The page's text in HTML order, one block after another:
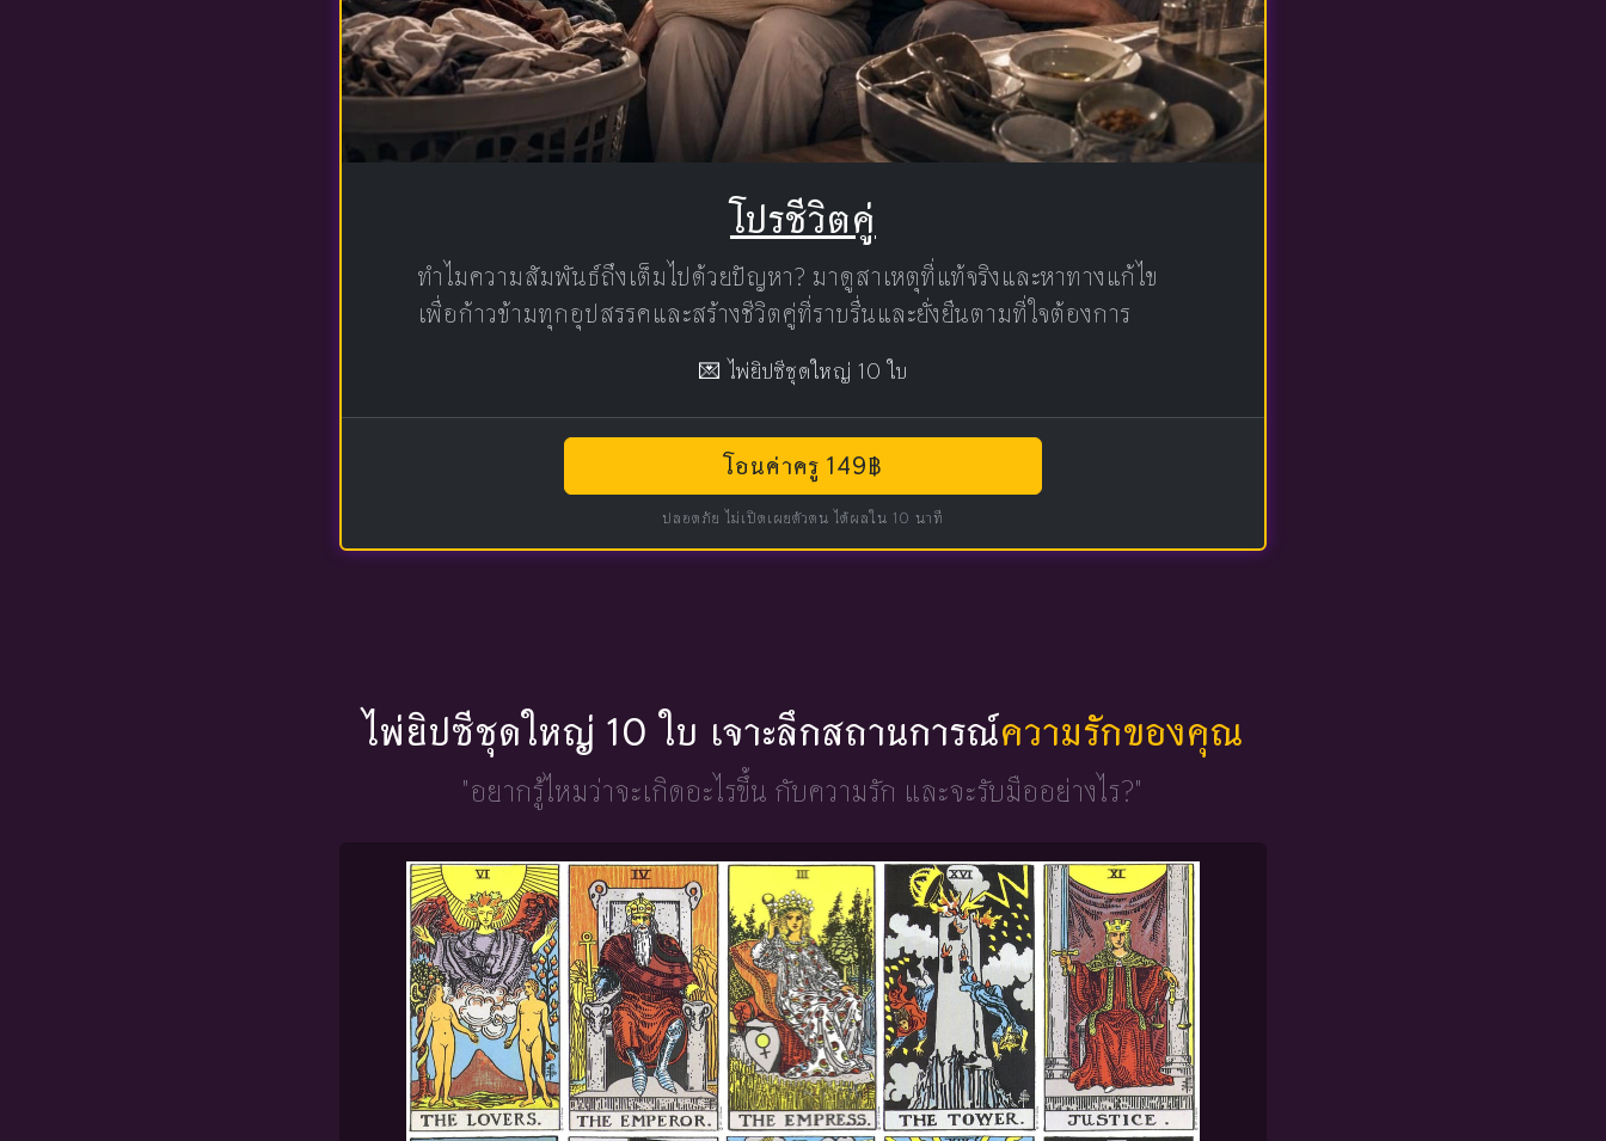
โปรชีวิตคู่
ทำไมความสัมพันธ์ถึงเต็มไปด้วยปัญหา? มาดูสาเหตุที่แท้จริงและหาทางแก้ไข
เพื่อก้าวข้ามทุกอุปสรรคและสร้างชีวิตคู่ที่ราบรื่นและยั่งยืนตามที่ใจต้องการ
💌 ไพ่ยิปซีชุดใหญ่ 10 ใบ
โอนค่าครู 149฿
ปลอดภัย ไม่เปิดเผยตัวตน ได้ผลใน 10 นาที
ไพ่ยิปซีชุดใหญ่ 10 ใบ เจาะลึกสถานการณ์ความรักของคุณ
"อยากรู้ไหมว่าจะเกิดอะไรขึ้น กับความรัก และจะรับมืออย่างไร?"